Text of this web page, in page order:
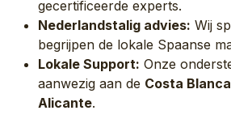
gecertificeerde experts.
Nederlandstalig advies: Wij
begrijpen de lokale Spaanse
Lokale Support: Onze
aanwezig aan de Costa Blanca
Alicante.